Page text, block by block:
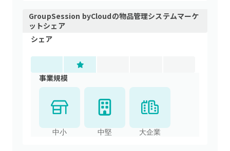
GroupSession byCloudの物品管理システムマーケ
ットシェア
シェア
事業規模
中小 中堅 大企業